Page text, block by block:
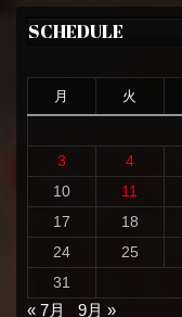
SCHEDULE
月 火
3
4
10
11
17
18
24
25
31
« 7月
9月 »